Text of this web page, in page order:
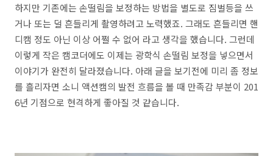
하지만 기존에는 손떨림을 보정하는 방법을 별도로 짐벌등을 쓰
거나 또는 덜 흔들리게 촬영하려고 노력했죠. 그래도 흔들리면 핸
디캠 정도 아닌 이상 어쩔 수 없어 라고 생각을 했습니다. 그런데
이렇게 작은 캠코더에도 이제는 광학식 손떨림 보정을 넣으면서
이야기가 완전히 달라졌습니다. 아래 글을 보기전에 미리 좀 정보
를 흘리자면 소니 액션캠의 발전 흐름을 볼 때 만족감 부분이 201
6년 기점으로 현격하게 좋아질 것 같습니다.